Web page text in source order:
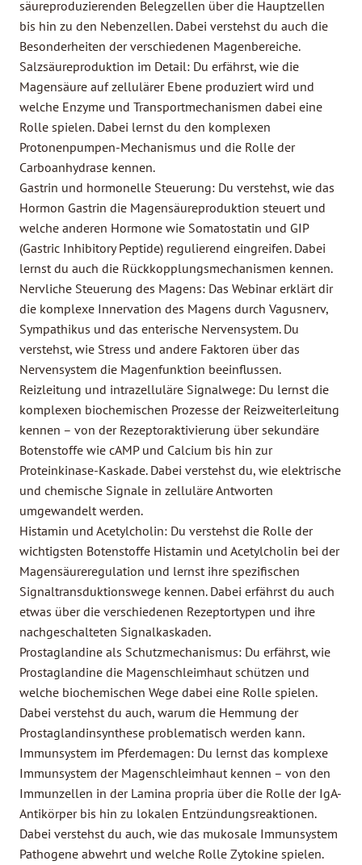
säureproduzierenden Belegzellen über die Hauptzellen
bis hin zu den Nebenzellen. Dabei verstehst du auch die
Besonderheiten der verschiedenen Magenbereiche.
Salzsäureproduktion im Detail: Du erfährst, wie die
Magensäure auf zellulärer Ebene produziert wird und
welche Enzyme und Transportmechanismen dabei eine
Rolle spielen. Dabei lernst du den komplexen
Protonenpumpen-Mechanismus und die Rolle der
Carboanhydrase kennen.
Gastrin und hormonelle Steuerung: Du verstehst, wie das
Hormon Gastrin die Magensäureproduktion steuert und
welche anderen Hormone wie Somatostatin und GIP
(Gastric Inhibitory Peptide) regulierend eingreifen. Dabei
lernst du auch die Rückkopplungsmechanismen kennen.
Nervliche Steuerung des Magens: Das Webinar erklärt dir
die komplexe Innervation des Magens durch Vagusnerv,
Sympathikus und das enterische Nervensystem. Du
verstehst, wie Stress und andere Faktoren über das
Nervensystem die Magenfunktion beeinflussen.
Reizleitung und intrazelluläre Signalwege: Du lernst die
komplexen biochemischen Prozesse der Reizweiterleitung
kennen – von der Rezeptoraktivierung über sekundäre
Botenstoffe wie cAMP und Calcium bis hin zur
Proteinkinase-Kaskade. Dabei verstehst du, wie elektrische
und chemische Signale in zelluläre Antworten
umgewandelt werden.
Histamin und Acetylcholin: Du verstehst die Rolle der
wichtigsten Botenstoffe Histamin und Acetylcholin bei der
Magensäureregulation und lernst ihre spezifischen
Signaltransduktionswege kennen. Dabei erfährst du auch
etwas über die verschiedenen Rezeptortypen und ihre
nachgeschalteten Signalkaskaden.
Prostaglandine als Schutzmechanismus: Du erfährst, wie
Prostaglandine die Magenschleimhaut schützen und
welche biochemischen Wege dabei eine Rolle spielen.
Dabei verstehst du auch, warum die Hemmung der
Prostaglandinsynthese problematisch werden kann.
Immunsystem im Pferdemagen: Du lernst das komplexe
Immunsystem der Magenschleimhaut kennen – von den
Immunzellen in der Lamina propria über die Rolle der IgA-
Antikörper bis hin zu lokalen Entzündungsreaktionen.
Dabei verstehst du auch, wie das mukosale Immunsystem
Pathogene abwehrt und welche Rolle Zytokine spielen.